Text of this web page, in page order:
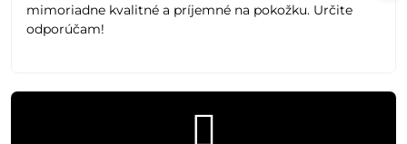
mimoriadne kvalitné a príjemné na pokožku. Určite
odporúčam!